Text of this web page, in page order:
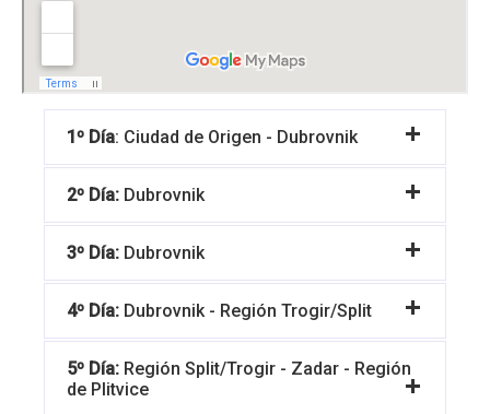
1º Día: Ciudad de Origen - Dubrovnik
2º Día: Dubrovnik
3º Día: Dubrovnik
4º Día: Dubrovnik - Región Trogir/Split
5º Día: Región Split/Trogir - Zadar - Región
de Plitvice